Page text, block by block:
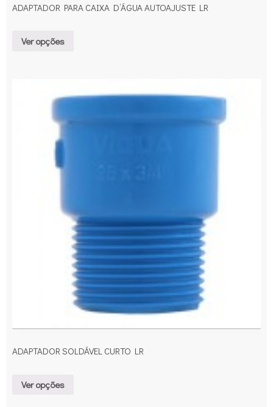
ADAPTADOR PARA CAIXA D’ÁGUA AUTOAJUSTE LR
Ver opções
ADAPTADOR SOLDÁVEL CURTO LR
Ver opções